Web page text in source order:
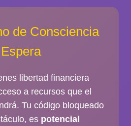
de Consciencia
Espera
libertad financiera
a recursos que el
Tu código bloqueado
es potencial